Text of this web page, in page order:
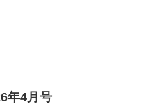
年4月号